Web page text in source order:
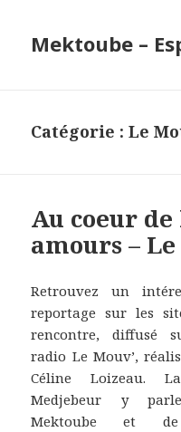
Mektoube –
Catégorie : Le
Au coeur de
amours – Le
Retrouvez un
reportage sur les
rencontre, diffusé
radio Le Mouv’,
Céline Loizeau.
Medjebeur y
Mektoube et